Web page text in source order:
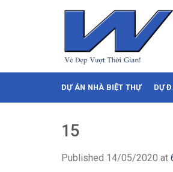
DỰ ÁN NHÀ BIỆT THỰ DỰ
15
Published 14/05/2020 at